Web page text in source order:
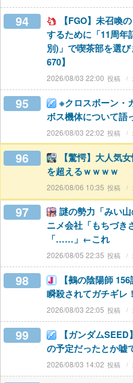
94
【FGO】未召喚
するために「11周年
別)」で喫茶部を選
670】
2026/08/03 22:00
95
※クロスボーン・
ボス機体について語
2026/08/03 22:02
96
【驚愕】大人気
を超えるｗｗｗｗ
2026/08/06 10:35
97
謎の勢力「みい
ニメ会社「もちづき
「……」←これ
2026/08/05 22:35
98
【鵺の陰陽師
瞬殺されてガチギレ
2026/08/03 22:05
99
【ガンダム
の予定だったとか嘘
2026/08/03 14:02